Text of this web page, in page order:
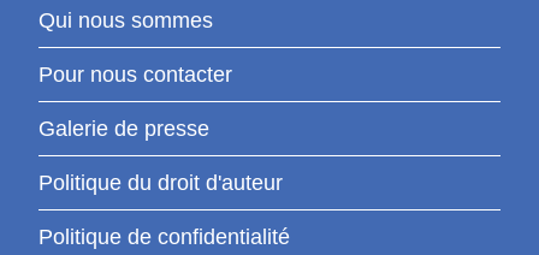
Qui nous sommes
Pour nous contacter
Galerie de presse
Politique du droit d'auteur
Politique de confidentialité